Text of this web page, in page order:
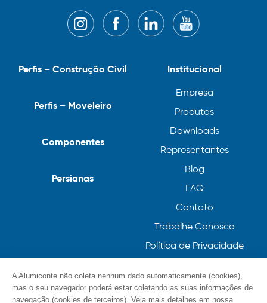
Institucional
Empresa
Produtos
Downloads
Representantes
Blog
FAQ
Contato
Trabalhe Conosco
Política de Privacidade
Perfis – Construção Civil
Perfis – Moveleiro
Componentes
Persianas
A Alumiconte não coleta nenhum dado automaticamente (cookies),
mas o seu navegador poderá estar coletando as suas informações de
navegação (cookies de terceiros). Veja mais detalhes em nossa